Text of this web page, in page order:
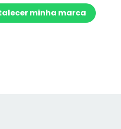
minha marca